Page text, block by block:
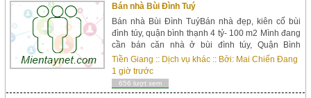
Thi công – Lắp đặt – Bảo trì – Sữa chữa ...
Bán nhà Bùi Đình Tuý
Bán nhà Bùi Đình TuýBán nhà đẹp, kiên cố bùi
đình túy, quận bình thạnh 4 tỷ- 100 m2 Mình đang
cần bán căn nhà ở bùi đình túy, Quận Bình
thạnh, Diện tích: 4,5 x 10 m, 1 lầu đúc đẹp, kèm
sân phía trước 1 phòng khách khách, 1 bếp, 2
phòng ngủ trên lầu. Đúc kiên cố, nhà đẹp, thoáng
mát, Sổ...
Tiền Giang :: Dịch vụ khác :: Bởi: Mai Chiến Đang
1 giờ trước
656 lượt xem